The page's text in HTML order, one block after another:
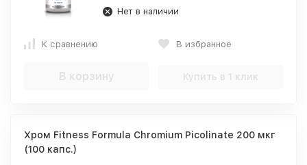
Нет в наличии
К сравнению В избранное
В корзину Купить в 1 клик
Хром Fitness Formula Chromium Picolinate 200 мкг
(100 капс.)